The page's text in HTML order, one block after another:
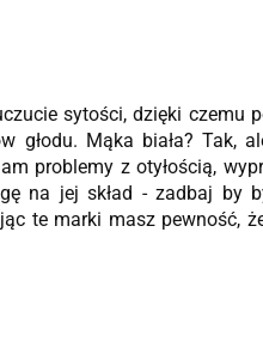
sytości, dzięki czemu
głodu. Mąka biała? Tak,
problemy z otyłością,
na jej skład - zadbaj by
te marki masz pewność,